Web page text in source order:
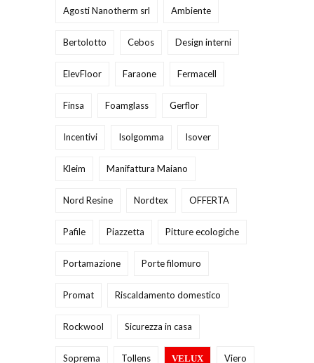
Agosti Nanotherm srl Ambiente
Bertolotto Cebos Design interni
ElevFloor Faraone Fermacell
Finsa Foamglass Gerflor
Incentivi Isolgomma Isover
Kleim Manifattura Maiano
Nord Resine Nordtex OFFERTA
Pafile Piazzetta Pitture ecologiche
Portamazione Porte filomuro
Promat Riscaldamento domestico
Rockwool Sicurezza in casa
Soprema Tollens VELUX Viero